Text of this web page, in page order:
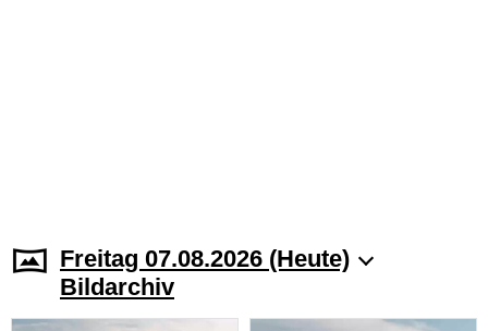
Freitag 07.08.2026 (Heute)
Bildarchiv